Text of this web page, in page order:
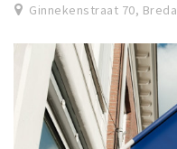
Ginnekenstraat 70, Breda